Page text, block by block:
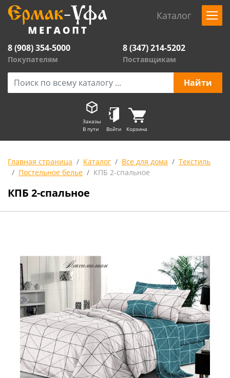
Каталог
8 (908) 354-5000
Покупателям
8 (347) 214-5202
Поставщикам
Заказы
В пути
Войти Корзина
Главная страница Каталог Все для дома
Текстиль
Постельное белье
КПБ 2-спальное
КПБ 2-спальное